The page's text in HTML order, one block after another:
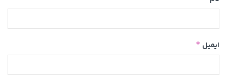
ایمیل *